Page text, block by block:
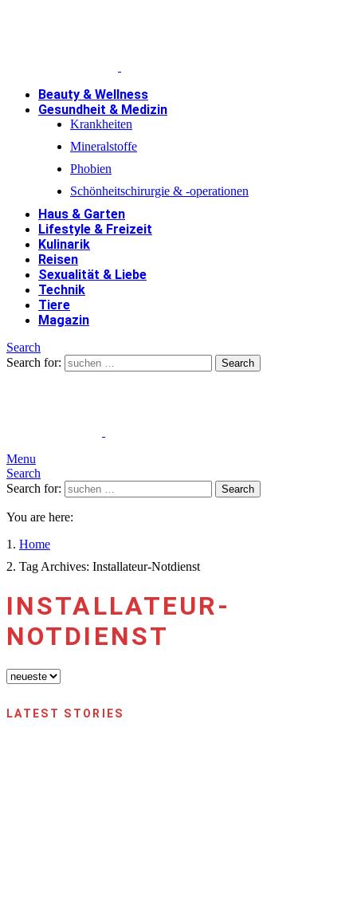
Beauty & Wellness
Gesundheit & Medizin
Krankheiten
Mineralstoffe
Phobien
Schönheitschirurgie & -operationen
Haus & Garten
Lifestyle & Freizeit
Kulinarik
Reisen
Sexualität & Liebe
Technik
Tiere
Magazin
Search
Search for:
Search
Menu
Search
Search for:
Search
You are here:
Home
Tag Archives: Installateur-Notdienst
INSTALLATEUR-
NOTDIENST
LATEST STORIES